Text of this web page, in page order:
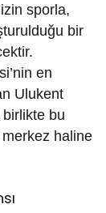
sporla,
bir
en
Ulukent
bu
haline